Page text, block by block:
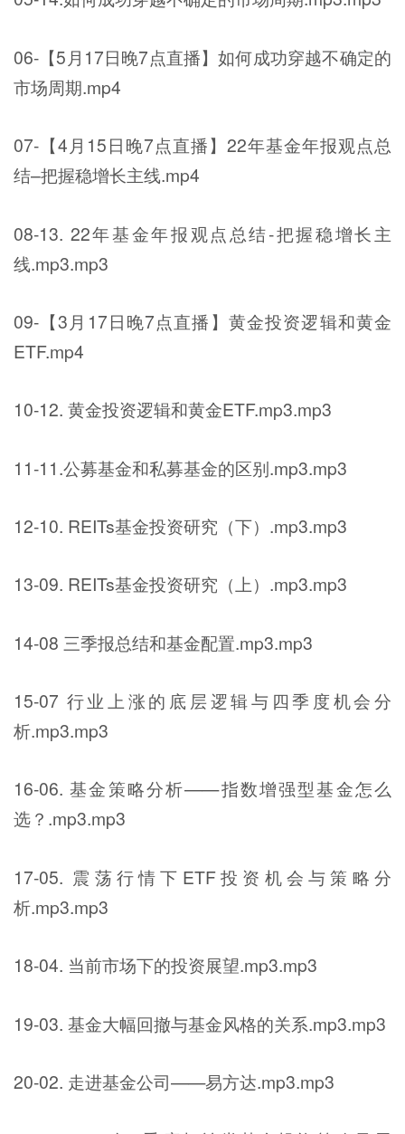
06-【5月17日晚7点直播】如何成功穿越不确定的
市场周期.mp4
07-【4月15日晚7点直播】22年基金年报观点总
结–把握稳增长主线.mp4
08-13. 22年基金年报观点总结-把握稳增长主
线.mp3.mp3
09-【3月17日晚7点直播】黄金投资逻辑和黄金
ETF.mp4
10-12. 黄金投资逻辑和黄金ETF.mp3.mp3
11-11.公募基金和私募基金的区别.mp3.mp3
12-10. REITs基金投资研究（下）.mp3.mp3
13-09. REITs基金投资研究（上）.mp3.mp3
14-08 三季报总结和基金配置.mp3.mp3
15-07 行业上涨的底层逻辑与四季度机会分
析.mp3.mp3
16-06. 基金策略分析——指数增强型基金怎么
选？.mp3.mp3
17-05. 震荡行情下ETF投资机会与策略分
析.mp3.mp3
18-04. 当前市场下的投资展望.mp3.mp3
19-03. 基金大幅回撤与基金风格的关系.mp3.mp3
20-02. 走进基金公司——易方达.mp3.mp3